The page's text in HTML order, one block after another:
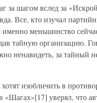
за шагом вслед за
Все, кто изучал
именно меньшинство
тайную организацию.
ненавидеть, за тайный
хотят изобличить в
«Шагах»[17] уверял, что